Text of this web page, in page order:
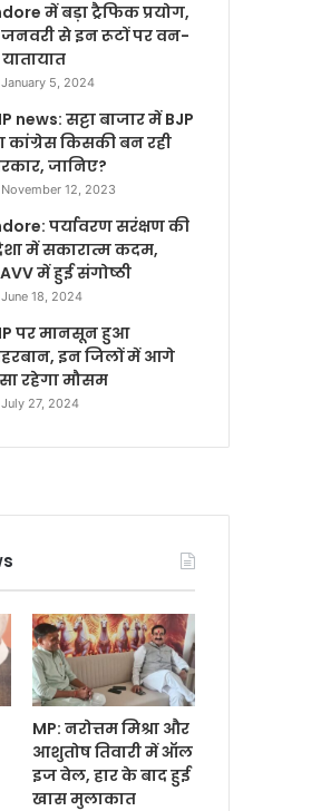
में बड़ा ट्रैफिक प्रयोग,
जनवरी से इन रूटों पर वन-
January 5, 2024
news: सट्टा बाजार में BJP
कांग्रेस किसकी बन रही
जानिए?
November 12, 2023
पर्यावरण सरंक्षण की
में सकारात्म कदम,
में हुई संगोष्ठी
June 18, 2024
पर मानसून हुआ
इन जिलों में आगे
रहेगा मौसम
July 27, 2024
MP: नरोत्तम मिश्रा और
आशुतोष तिवारी में ऑल
इज वेल, हार के बाद हुई
खास मुलाकात